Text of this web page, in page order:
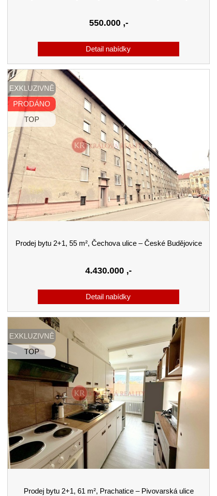
550.000,-
EXKLUZIVNĚ
PRODÁNO
TOP
Prodej bytu 2+1, 55 m², Čechova ulice – České Budějovice
4.430.000 ,-
EXKLUZIVNĚ
TOP
Prodej bytu 2+1, 61 m², Prachatice – Pivovarská ulice